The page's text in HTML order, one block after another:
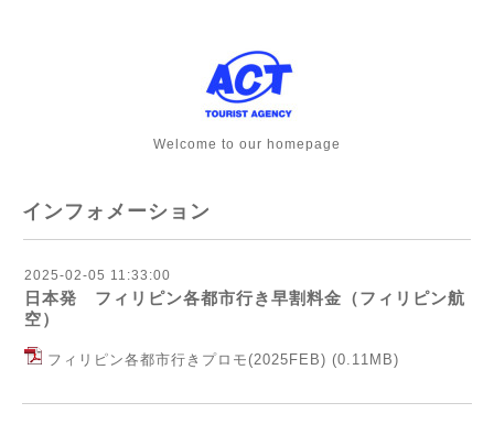
Welcome to our homepage
インフォメーション
2025-02-05 11:33:00
日本発 フィリピン各都市行き早割料金（フィリピン航
空）
フィリピン各都市行きプロモ(2025FEB) (0.11MB)